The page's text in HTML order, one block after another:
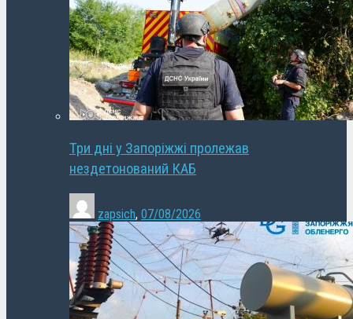
Три дні у Запоріжжі пролежав
нездетонований КАБ
zapsich, 07/08/2026